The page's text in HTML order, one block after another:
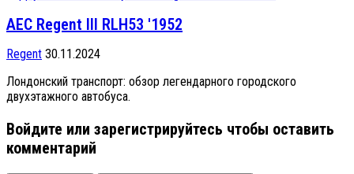
AEC Regent III RLH53 '1952
Regent 30.11.2024
Лондонский транспорт: обзор легендарного городского
двухэтажного автобуса.
Войдите или зарегистрируйтесь чтобы оставить
комментарий